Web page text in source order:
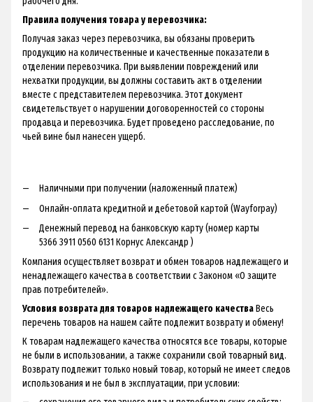
Правила получения товара у перевозчика:
Получая заказ через перевозчика, вы обязаны проверить
продукцию на количественные и качественные показатели в
отделении перевозчика. При выявлении повреждений или
нехватки продукции, вы должны составить акт в отделении
вместе с представителем перевозчика. Этот документ
свидетельствует о нарушении договоренностей со стороны
продавца и перевозчика. Будет проведено расследование, по
чьей вине был нанесен ущерб.
Наличными при получении (наложенный платеж)
Онлайн-оплата кредитной и дебетовой картой (Wayforpay)
Денежный перевод на банковскую карту (номер карты
5366 3911 0560 6131 Корнус Александр )
Компания осуществляет возврат и обмен товаров надлежащего и
ненадлежащего качества в соответствии с Законом «О защите
прав потребителей».
Условия возврата для товаров надлежащего качестваВесь
перечень товаров на нашем сайте подлежит возврату и обмену!
К товарам надлежащего качества относятся все товары, которые
не были в использовании, а также сохранили свой товарный вид.
Возврату подлежит только новый товар, который не имеет следов
использования и не был в эксплуатации, при условии: